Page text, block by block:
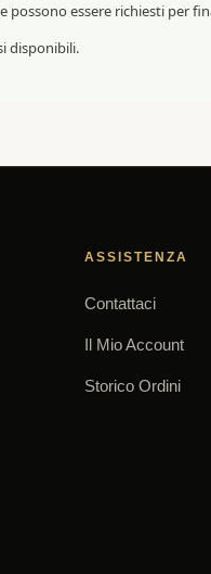
essere richiesti per
disponibili.
ASSISTENZA
Contattaci
Il Mio Account
Storico Ordini